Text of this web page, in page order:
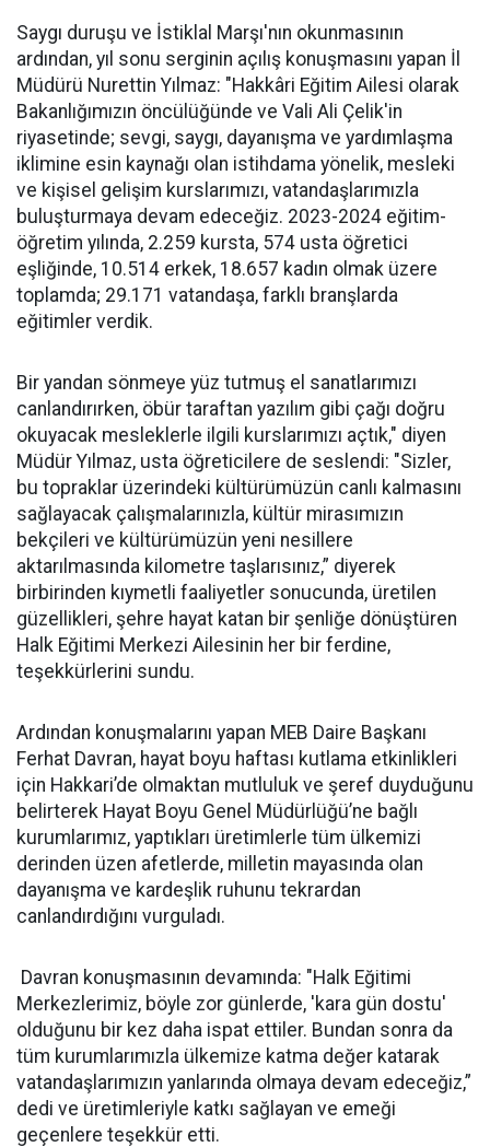
Saygı duruşu ve İstiklal Marşı'nın okunmasının
ardından, yıl sonu serginin açılış konuşmasını yapan İl
Müdürü Nurettin Yılmaz: "Hakkâri Eğitim Ailesi olarak
Bakanlığımızın öncülüğünde ve Vali Ali Çelik'in
riyasetinde; sevgi, saygı, dayanışma ve yardımlaşma
iklimine esin kaynağı olan istihdama yönelik, mesleki
ve kişisel gelişim kurslarımızı, vatandaşlarımızla
buluşturmaya devam edeceğiz. 2023-2024 eğitim-
öğretim yılında, 2.259 kursta, 574 usta öğretici
eşliğinde, 10.514 erkek, 18.657 kadın olmak üzere
toplamda; 29.171 vatandaşa, farklı branşlarda
eğitimler verdik.
Bir yandan sönmeye yüz tutmuş el sanatlarımızı
canlandırırken, öbür taraftan yazılım gibi çağı doğru
okuyacak mesleklerle ilgili kurslarımızı açtık," diyen
Müdür Yılmaz, usta öğreticilere de seslendi: "Sizler,
bu topraklar üzerindeki kültürümüzün canlı kalmasını
sağlayacak çalışmalarınızla, kültür mirasımızın
bekçileri ve kültürümüzün yeni nesillere
aktarılmasında kilometre taşlarısınız,” diyerek
birbirinden kıymetli faaliyetler sonucunda, üretilen
güzellikleri, şehre hayat katan bir şenliğe dönüştüren
Halk Eğitimi Merkezi Ailesinin her bir ferdine,
teşekkürlerini sundu.
Ardından konuşmalarını yapan MEB Daire Başkanı
Ferhat Davran, hayat boyu haftası kutlama etkinlikleri
için Hakkari’de olmaktan mutluluk ve şeref duyduğunu
belirterek Hayat Boyu Genel Müdürlüğü’ne bağlı
kurumlarımız, yaptıkları üretimlerle tüm ülkemizi
derinden üzen afetlerde, milletin mayasında olan
dayanışma ve kardeşlik ruhunu tekrardan
canlandırdığını vurguladı.
Davran konuşmasının devamında: "Halk Eğitimi
Merkezlerimiz, böyle zor günlerde, 'kara gün dostu'
olduğunu bir kez daha ispat ettiler. Bundan sonra da
tüm kurumlarımızla ülkemize katma değer katarak
vatandaşlarımızın yanlarında olmaya devam edeceğiz,”
dedi ve üretimleriyle katkı sağlayan ve emeği
geçenlere teşekkür etti.